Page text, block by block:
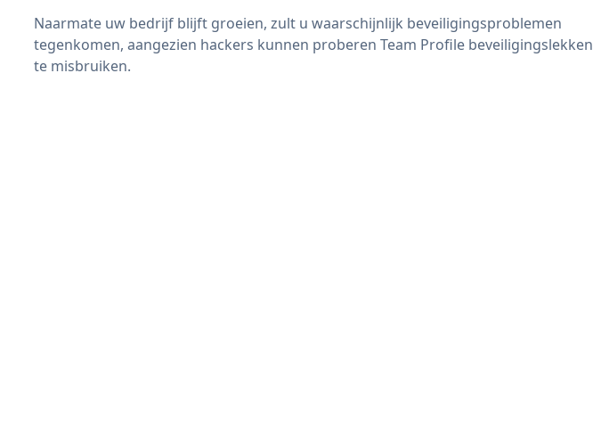
Naarmate uw bedrijf blijft groeien, zult u waarschijnlijk beveiligingsproblemen
tegenkomen, aangezien hackers kunnen proberen Team Profile beveiligingslekken
te misbruiken.